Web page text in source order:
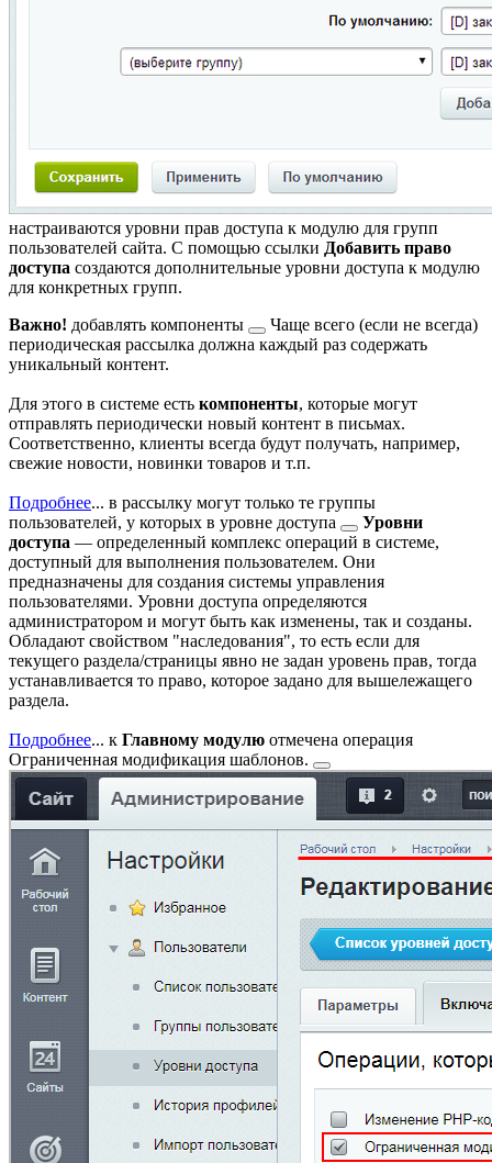
настраиваются уровни прав доступа к модулю для групп
пользователей сайта. С помощью ссылки Добавить право
доступа создаются дополнительные уровни доступа к модулю
для конкретных групп.
Важно! добавлять компоненты
Чаще всего (если не всегда)
периодическая рассылка должна каждый раз содержать
уникальный контент.
Для этого в системе есть компоненты, которые могут
отправлять периодически новый контент в письмах.
Соответственно, клиенты всегда будут получать, например,
свежие новости, новинки товаров и т.п.
Подробнее... в рассылку могут только те группы
пользователей, у которых в уровне доступа
Уровни
доступа — определенный комплекс операций в системе,
доступный для выполнения пользователем. Они
предназначены для создания системы управления
пользователями. Уровни доступа определяются
администратором и могут быть как изменены, так и созданы.
Обладают свойством "наследования", то есть если для
текущего раздела/страницы явно не задан уровень прав, тогда
устанавливается то право, которое задано для вышележащего
раздела.
Подробнее... к Главному модулю отмечена операция
Ограниченная модификация шаблонов.